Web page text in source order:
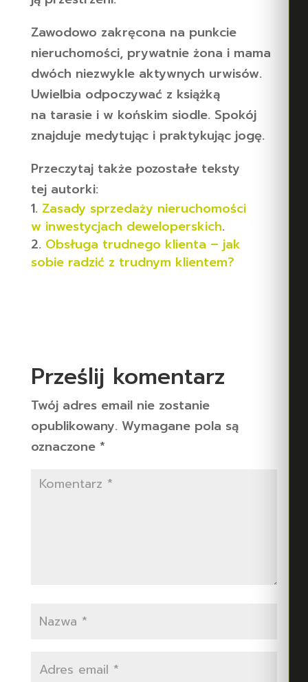
Zawodowo zakręcona na punkcie
nieruchomości, prywatnie żona i mama
dwóch niezwykle aktywnych urwisów.
Uwielbia odpoczywać z książką
na tarasie i w końskim siodle. Spokój
znajduje medytując i praktykując jogę.
Przeczytaj także pozostałe teksty
tej autorki:
Zasady sprzedaży nieruchomości
w inwestycjach deweloperskich.
Obsługa trudnego klienta – jak
sobie radzić z trudnym klientem?
Prześlij komentarz
Twój adres email nie zostanie
opublikowany. Wymagane pola są
oznaczone *